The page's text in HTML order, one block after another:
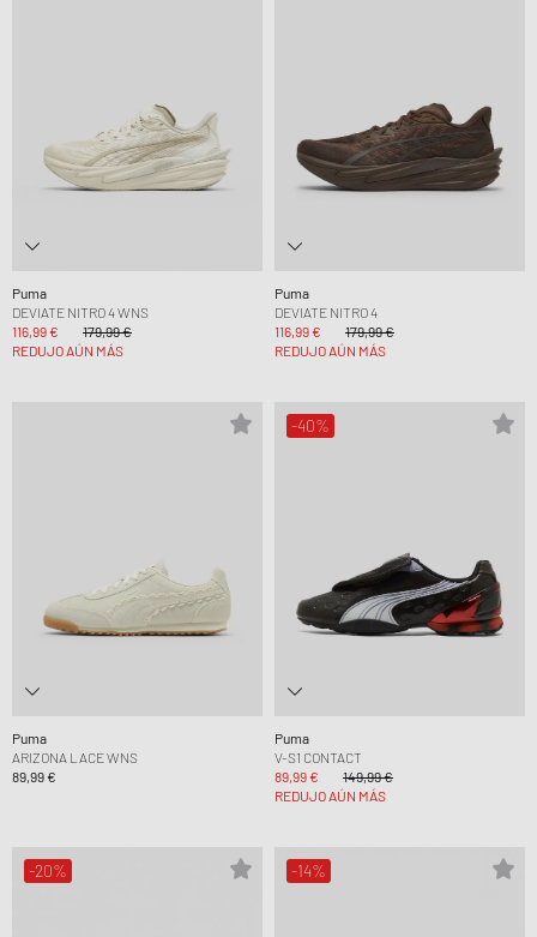
Puma
DEVIATE NITRO 4 WNS
116,99 €
179,99 €
REDUJO AÚN MÁS
Puma
DEVIATE NITRO 4
116,99 €
179,99 €
REDUJO AÚN MÁS
Puma
ARIZONA LACE WNS
89,99 €
-40%
Puma
V-S1 CONTACT
89,99 €
149,99 €
REDUJO AÚN MÁS
-20% -14%